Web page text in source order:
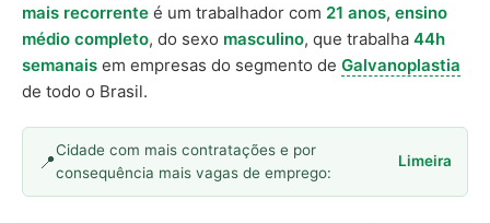
mais recorrente é um trabalhador com 21 anos, ensino
médio completo, do sexo masculino, que trabalha 44h
semanais em empresas do segmento de Galvanoplastia
de todo o Brasil.
Cidade com mais contratações e por
consequência mais vagas de emprego:
Limeira